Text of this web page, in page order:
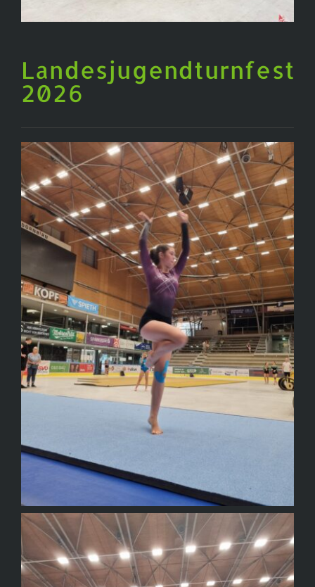
BILDERGALERIE
Landesjugendturnfest
2026